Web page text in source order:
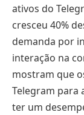
ativos do
cresceu 40%
demanda por
interação na
mostram que
Telegram para
ter um